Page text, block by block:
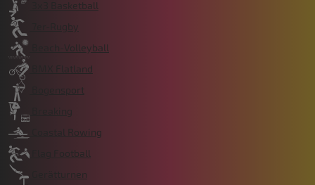
3x3 Basketball
7er-Rugby
Beach-Volleyball
BMX Flatland
Bogensport
Breaking
Coastal Rowing
Flag Football
Gerätturnen